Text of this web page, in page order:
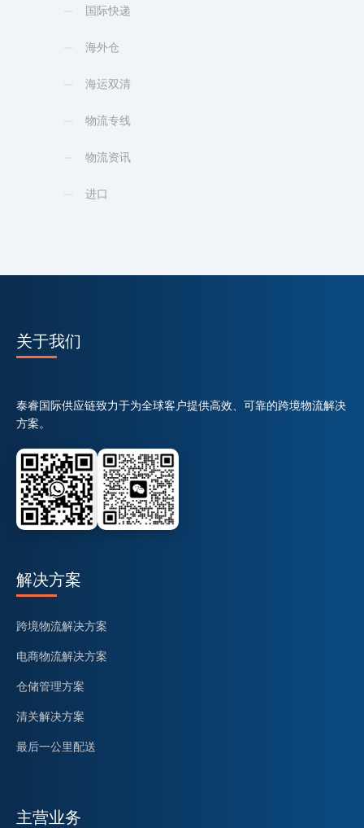
国际快递
海外仓
海运双清
物流专线
物流资讯
进口
关于我们
泰睿国际供应链致力于为全球客户提供高效、可靠的跨境物流解决
方案。
解决方案
跨境物流解决方案
电商物流解决方案
仓储管理方案
清关解决方案
最后一公里配送
主营业务